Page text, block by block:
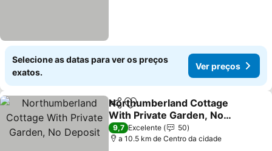
Selecione as datas para ver os preços
exatos.
Ver preços
PartilharAdicionar aos favoritos
Northumberland Cottage
With Private Garden, No
Deposit
Ver preços
9,7 Excelente
50
a 10.5 km de Centro da cidade